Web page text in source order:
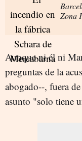
Zona
Aunque ni él ni
preguntas de la
abogado--, fuera
asunto "solo tiene